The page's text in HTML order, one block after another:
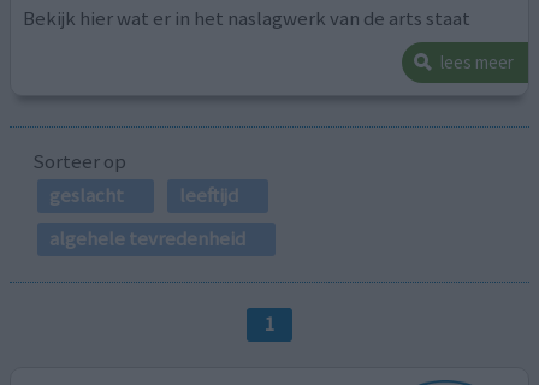
Bekijk hier wat er in het naslagwerk van de arts staat
lees meer
Sorteer op
geslacht
leeftijd
algehele tevredenheid
1